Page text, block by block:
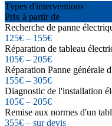
Types d'interventions
Prix à partir de
Recherche de panne
125€ – 155€
Réparation de tableau
105€ – 205€
Réparation Panne générale
155€ – 305€
Diagnostic de l'installation
105€ – 205€
Remise aux normes d'un
355€ – sur devis